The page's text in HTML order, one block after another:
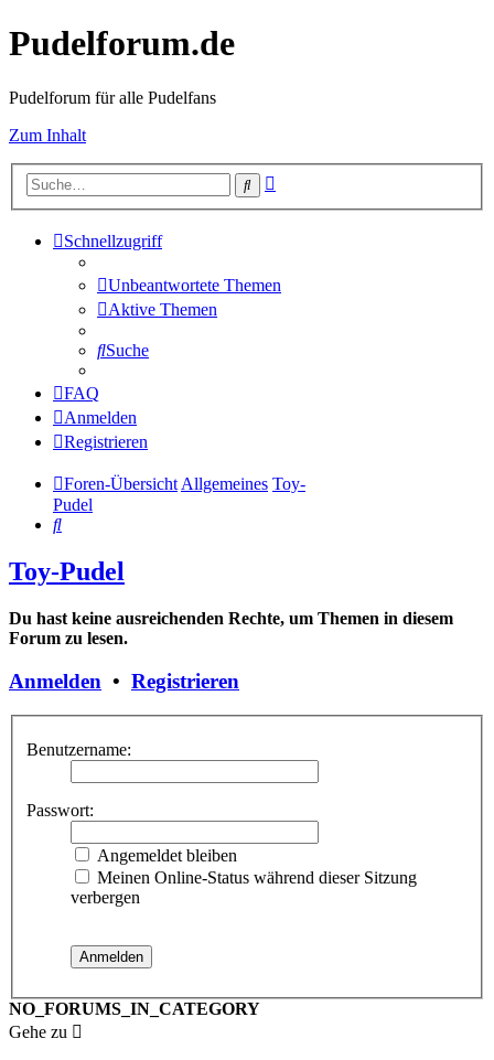
Pudelforum.de
Pudelforum für alle Pudelfans
Zum Inhalt
Suche
Schnellzugriff
Unbeantwortete Themen
Aktive Themen
Suche
FAQ
Anmelden
Registrieren
Foren-ÜbersichtAllgemeines Toy-
Pudel
Suche
Toy-Pudel
Du hast keine ausreichenden Rechte, um Themen in diesem
Forum zu lesen.
Anmelden • Registrieren
Benutzername:
Passwort:
Angemeldet bleiben
Meinen Online-Status während dieser Sitzung
verbergen
NO_FORUMS_IN_CATEGORY
Gehe zu